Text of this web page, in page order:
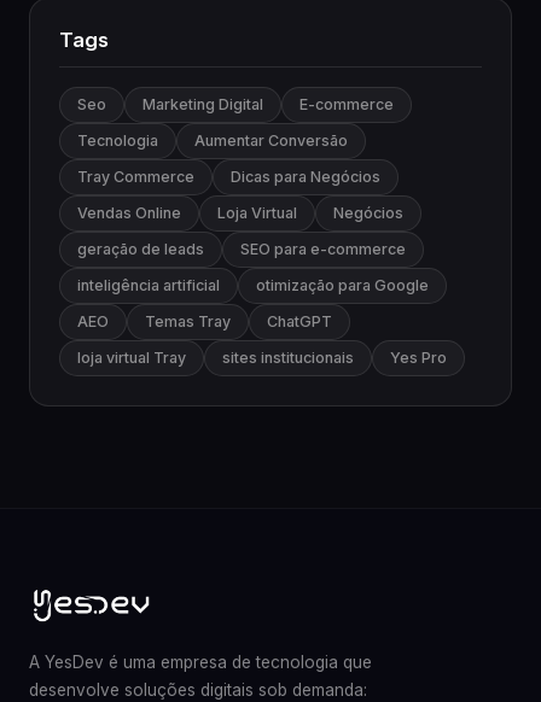
Tags
Seo Marketing Digital
E-commerce
Tecnologia
Aumentar Conversão
Tray Commerce
Dicas para Negócios
Vendas Online
Loja Virtual
Negócios
geração de leads
SEO para e-commerce
inteligência artificial
otimização para Google
AEO
Temas Tray
ChatGPT
loja virtual Tray
sites institucionais Yes Pro
A YesDev é uma empresa de tecnologia que
desenvolve soluções digitais sob demanda: